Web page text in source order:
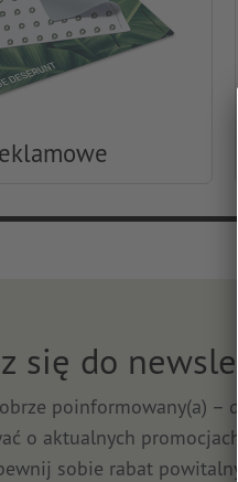
się do
poinformowany(a) –
o aktualnych
sobie rabat powitalny.